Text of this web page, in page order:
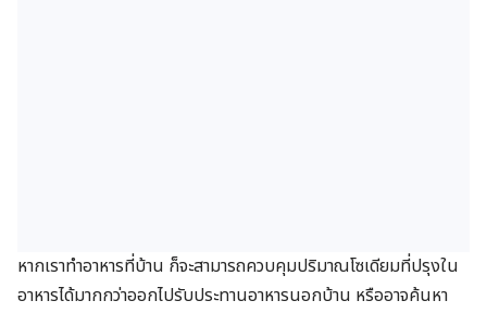
หากเราทำอาหารที่บ้าน ก็จะสามารถควบคุมปริมาณโซเดียมที่ปรุงใน
อาหารได้มากกว่าออกไปรับประทานอาหารนอกบ้าน หรืออาจค้นหา